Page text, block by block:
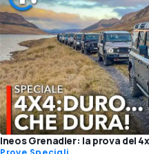
Ineos Grenadier: la prova del